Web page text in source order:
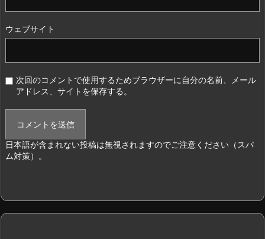
ウェブサイト
次回のコメントで使用するためブラウザーに自分の名前、メール
アドレス、サイトを保存する。
日本語が含まれない投稿は無視されますのでご注意ください（スパ
ム対策）。